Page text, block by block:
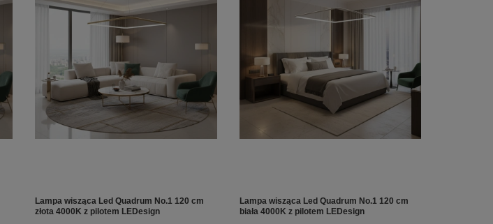
Lampa wisząca Led Quadrum No.1 120 cm
złota 4000K z pilotem LEDesign
Lampa wisząca Led Quadrum No.1 120 cm
biała 4000K z pilotem LEDesign